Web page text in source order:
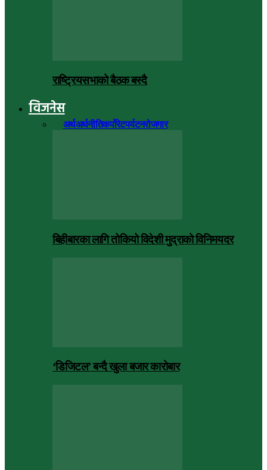
राष्ट्रियसभाको बैठक बस्दै
विजनेस
अर्थअर्थनीतिकर्पोरेटपर्यटनरोजगार
बिहीबारका लागि तोकियो विदेशी मुद्राको विनिमयदर
‘डिजिटल’ बन्दै खुला बजार कारोबार